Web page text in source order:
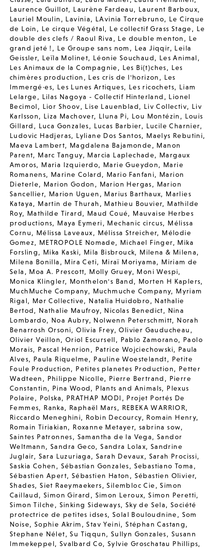
Laurence Guillot, Laurène Fardeau, Laurent Barboux,
Lauriel Moulin , Lavinia, LAvinia Torrebruno, Le Cirque
de Loin , Le cirque Végétal, Le collectif Grass Stage, Le
double des clefs / Raoul Riva , Le double menton , Le
grand jeté ! , Le Groupe sans nom , Lea Jiqqir, Leila
Geissler, Leïla Molinet, Léonie Souchaud, Les Animal,
Les Animaux de la Compagnie, Les Bi(t)ches, Les
chimères production , Les cris de l'horizon , Les
Immergé·es, Les Lunes Artiques, Les ricochets, Liam
Lelarge, Lilas Nagoya - Collectif Hinterland , Lionel
Becimol, Lior Shoov, Lise Lauenblad, Liv Collectiv, Liv
Karlsson, Liza Machover, Lluna Pi, Lou Montézin , Louis
Gillard , Luca Gonzales, Lucas Barbier, Lucile Charnier,
Ludovic Hadjeras, Lyliane Dos Santos, Maelys Rebutini,
Maeva Lambert, Magdalena Bajamonde, Manon
Parent, Marc Tanguy, Marcia Laplechade, Margaux
Amoros, Maria Izquierdo, Marie Gueydon, Marie
Romanens, Marine Colard, Mario Fanfani, Marion
Dieterle, Marion Godon , Marion Hergas, Marion
Sancellier, Marion Uguen , Marius Barthaux, Marlies
Kataya, Martin de Thurah , Mathieu Bouvier, Mathilde
Roy, Mathilde Tirard, Maud Coué, Mauvaise Herbes
productions, Maya Eymeri, Mechanic circus, Mélissa
Cornu, Mélissa Laveaux, Mélissa Streicher, Mélodie
Gomez, METROPOLE Nomade, Michael Finger, Mika
Forsling, Mika Kaski, Mila Bisbrouck, Milena & Milena,
Milena Bonilla , Mira Ceti, Miraï Moriyama, Miriam de
Sela , Moa A. Prescott, Molly Gruey, Moni Wespi,
Monica Klingler, Monthelon's Band, Morten H Kaplers,
MuchMuche Company, Muchmuche Company, Myriam
Rigal, Mør Collective,Natalia Huidobro,Nathalie
Bertod,Nathalie Maufroy,Nicolas Benedict, Nina
Lombardo,Noa Aubry,Nolwenn Peterschmitt,Norah
Benarrosh Orsoni,Olivia Frey,Olivier Gauducheau ,
Olivier Veillon, Oriol Escursell, Pablo Zamorano, Paolo
Morais, Pascal Henrion , Patrice Wojciechowski, Paula
Alves, Paula Riquelme, Pauline Woestelandt, Petite
Foule Production, Petites planetes Production, Petter
Wadteen , Philippe Nicolle, Pierre Bertrand , Pierre
Constantin, Pina Wood, Plants and Animals, Plexus
Polaire, Polska, PRATHAP MODI , Projet Portés De
Femmes, Ranka, Raphaël Mars, REBEKA WARRIOR,
Riccardo Meneghini, Robin Decourcy, Romain Henry,
Romain Tiriakian, Roxanne Metayer,sabrina sow,
Saintes Patronnes, Samantha de la Vega,Sandor
Weltmann,Sandra Geco,Sandra Lolax, Sandrine
Juglair, Sara Luzuriaga,Sarah Devaux, Sarah Procissi,
Saskia Cohen , Sébastian Gonzales, Sebastiano Toma ,
Sébastien Apert, Sébastien Haton , Sébastien Olivier,
Shades,Siet Raeymaekers,Silembloc Cie,Simon
Caillaud,Simon Girard , Simon Leroux,Simon Peretti,
Simon Tilche, Sinking Sideways, Sky de Sela,Société
protectrice de petites idses,Solal Bouloudnine, Som
Noise, Sophie Akrim ,Stav Yeini,Stéphan Castang,
Stephane Nélet,Su Tiqqun, Sullyn Gonzales, Susann
Immekeppel, Svalbard Co,Sylvie Groschatau Phillips,